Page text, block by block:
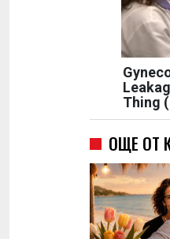
Thing
ОЩЕ ОТ